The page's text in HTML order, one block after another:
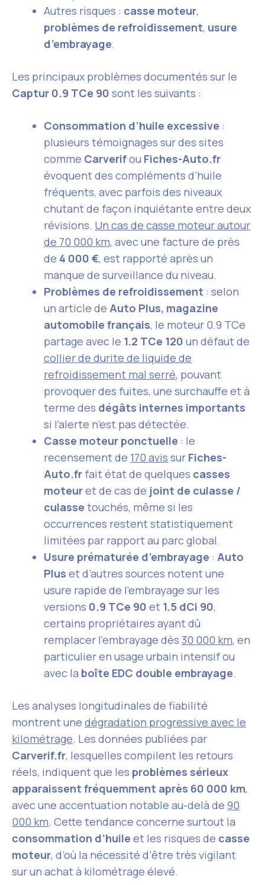
Autres risques : casse moteur,
problèmes de refroidissement, usure
d’embrayage.
Les principaux problèmes documentés sur le
Captur 0.9 TCe 90 sont les suivants :
Consommation d’huile excessive :
plusieurs témoignages sur des sites
comme Carverifou Fiches-Auto.fr
évoquent des compléments d’huile
fréquents, avec parfois des niveaux
chutant de façon inquiétante entre deux
révisions. Un cas de casse moteur autour
de 70 000 km, avec une facture de près
de 4 000 €, est rapporté après un
manque de surveillance du niveau.
Problèmes de refroidissement : selon
un article de Auto Plus, magazine
automobile français, le moteur 0.9 TCe
partage avec le 1.2 TCe 120 un défaut de
collier de durite de liquide de
refroidissement mal serré, pouvant
provoquer des fuites, une surchauffe et à
terme des dégâts internes importants
si l’alerte n’est pas détectée.
Casse moteur ponctuelle : le
recensement de 170 avis sur Fiches-
Auto.fr fait état de quelques casses
moteuret de cas de joint de culasse /
culasse touchés, même si les
occurrences restent statistiquement
limitées par rapport au parc global.
Usure prématurée d’embrayage : Auto
Plus et d’autres sources notent une
usure rapide de l’embrayage sur les
versions 0.9 TCe 90 et 1.5 dCi 90,
certains propriétaires ayant dû
remplacer l’embrayage dès 30 000 km, en
particulier en usage urbain intensif ou
avec la boîte EDC double embrayage.
Les analyses longitudinales de fiabilité
montrent une dégradation progressive avec le
kilométrage. Les données publiées par
Carverif.fr, lesquelles compilent les retours
réels, indiquent que les problèmes sérieux
apparaissent fréquemment après 60 000 km,
avec une accentuation notable au-delà de 90
000 km. Cette tendance concerne surtout la
consommation d’huile et les risques de casse
moteur, d’où la nécessité d’être très vigilant
sur un achat à kilométrage élevé.